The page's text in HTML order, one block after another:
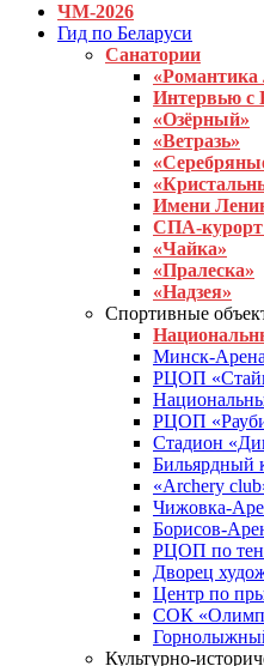
ЧМ-2026
Гид по Беларуси
Санатории
Интервью с
«Озёрный»
«Ветразь»
Имени
СПА-курорт
«Чайка»
«Пралеска»
«Надзея»
Спортивные
Минск-Арена
РЦОП
РЦОП
Стадион
Бильярдный
«Archery
Чижовка-
Борисов-
РЦОП по
Дворец
Центр по
СОК
Культурно-